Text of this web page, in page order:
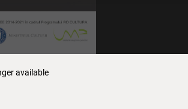
available